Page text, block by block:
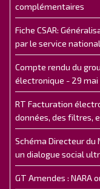
complémentaires
Fiche CSAR:
par le service
Compte rendu du
électronique - 29
RT Facturation
données, des filtres,
Schéma Directeur du
un dialogue social
GT Amendes : NARA